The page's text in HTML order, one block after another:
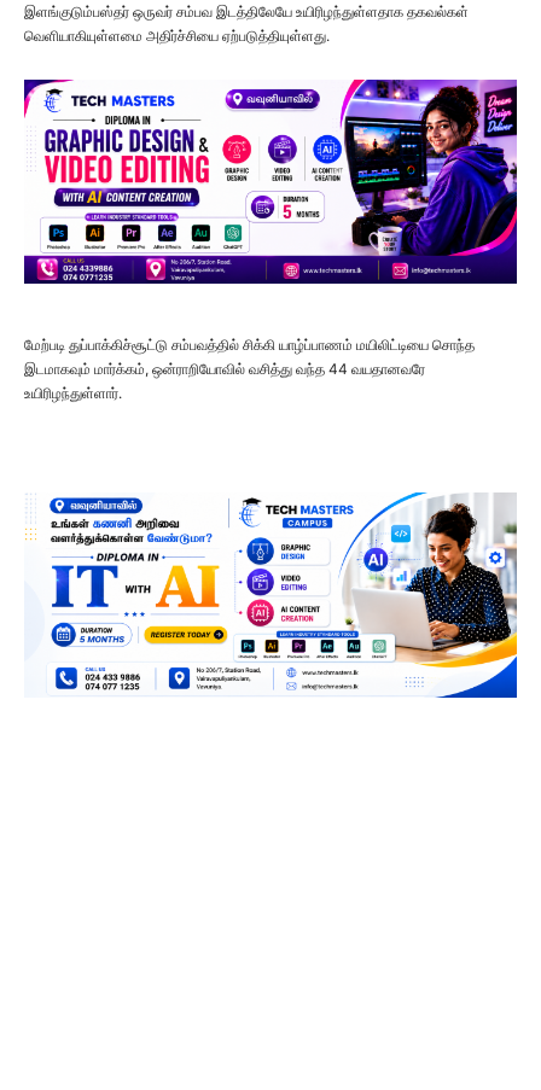
இளங்குடும்பஸ்தர் ஒருவர் சம்பவ இடத்திலேயே உயிரிழந்துள்ளதாக தகவல்கள்
வெளியாகியுள்ளமை அதிர்ச்சியை ஏற்படுத்தியுள்ளது.
மேற்படி துப்பாக்கிச்சூட்டு சம்பவத்தில் சிக்கி யாழ்ப்பாணம் மயிலிட்டியை சொந்த
இடமாகவும் மார்க்கம், ஒன்ராறியோவில் வசித்து வந்த 44 வயதானவரே
உயிரிழந்துள்ளார்.